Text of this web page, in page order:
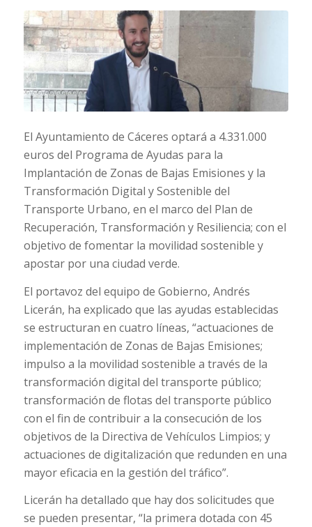
El Ayuntamiento de Cáceres optará a 4.331.000
euros del Programa de Ayudas para la
Implantación de Zonas de Bajas Emisiones y la
Transformación Digital y Sostenible del
Transporte Urbano, en el marco del Plan de
Recuperación, Transformación y Resiliencia; con el
objetivo de fomentar la movilidad sostenible y
apostar por una ciudad verde.
El portavoz del equipo de Gobierno, Andrés
Licerán, ha explicado que las ayudas establecidas
se estructuran en cuatro líneas, “actuaciones de
implementación de Zonas de Bajas Emisiones;
impulso a la movilidad sostenible a través de la
transformación digital del transporte público;
transformación de flotas del transporte público
con el fin de contribuir a la consecución de los
objetivos de la Directiva de Vehículos Limpios; y
actuaciones de digitalización que redunden en una
mayor eficacia en la gestión del tráfico”.
Licerán ha detallado que hay dos solicitudes que
se pueden presentar, “la primera dotada con 45